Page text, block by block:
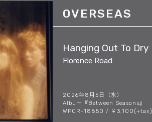
OVERSEAS
Hanging Out To Dry
Florence Road
2026年8月5日（水）
Album『Between Seasons』
WPCR-18850 / ￥3,100(+tax)